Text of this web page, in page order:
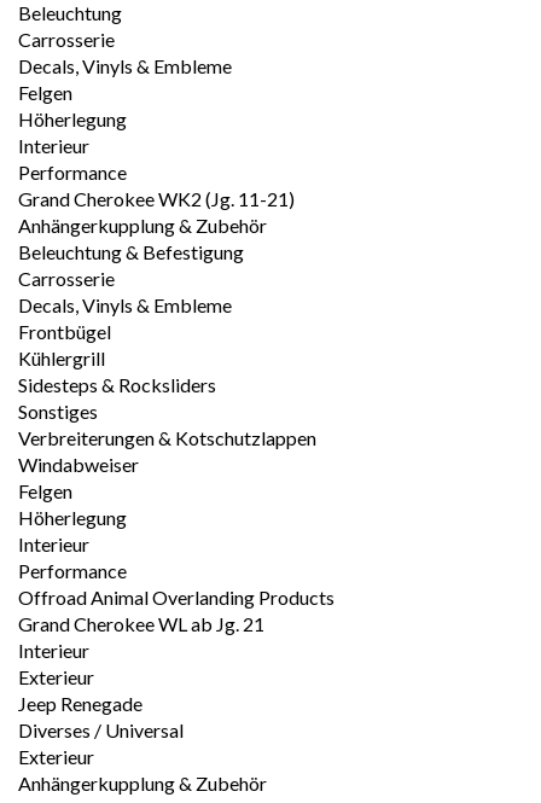
Beleuchtung
Carrosserie
Decals, Vinyls & Embleme
Felgen
Höherlegung
Interieur
Performance
Grand Cherokee WK2 (Jg. 11-21)
Anhängerkupplung & Zubehör
Beleuchtung & Befestigung
Carrosserie
Decals, Vinyls & Embleme
Frontbügel
Kühlergrill
Sidesteps & Rocksliders
Sonstiges
Verbreiterungen & Kotschutzlappen
Windabweiser
Felgen
Höherlegung
Interieur
Performance
Offroad Animal Overlanding Products
Grand Cherokee WL ab Jg. 21
Interieur
Exterieur
Jeep Renegade
Diverses / Universal
Exterieur
Anhängerkupplung & Zubehör